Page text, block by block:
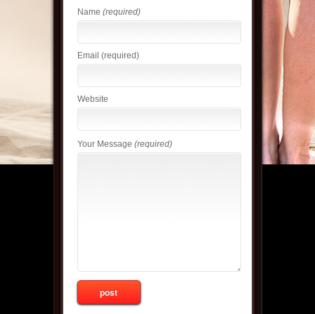
Name (required)
Email (required)
Website
Your Message (required)